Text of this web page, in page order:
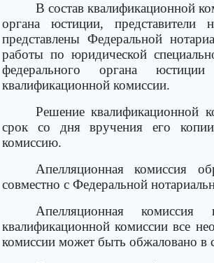
В состав квалификационной
органа юстиции, представители
представлены Федеральной
работы по юридической
федерального органа
квалификационной комиссии.
Решение квалификационной
срок со дня вручения его
комиссию.
Апелляционная комиссия
совместно с Федеральной
Апелляционная
квалификационной комиссии все
комиссии может быть обжаловано в